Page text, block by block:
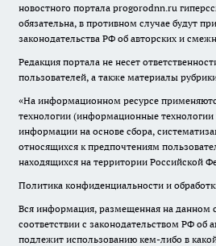
новостного портала progorodnn.ru
обязательна, в противном случае будут
законодательства РФ об авторских и
Редакция портала не несет
пользователей, а также материалы
«На информационном ресурсе
технологии (информационные технологии
информации на основе сбора,
относящихся к предпочтениям
находящихся на территории Российской
Политика конфиденциальности и
Вся информация, размещенная на данном
соответствии с законодательством РФ об
подлежит использованию кем-либо в